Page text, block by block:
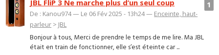
1
JBL FliP 3 Ne marche plus d’un seul coup
De : Kanou974 — Le 06 Fév 2025 - 13h24 — Enceinte, haut-
parleur > JBL
Bonjour à tous, Merci de prendre le temps de me lire. Ma JBL
était en train de fonctionner, elle s’est éteinte car ...